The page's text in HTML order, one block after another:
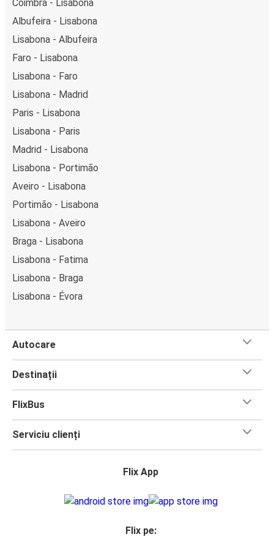
Coimbra - Lisabona
Albufeira - Lisabona
Lisabona - Albufeira
Faro - Lisabona
Lisabona - Faro
Lisabona - Madrid
Paris - Lisabona
Lisabona - Paris
Madrid - Lisabona
Lisabona - Portimão
Aveiro - Lisabona
Portimão - Lisabona
Lisabona - Aveiro
Braga - Lisabona
Lisabona - Fatima
Lisabona - Braga
Lisabona - Évora
Autocare
Destinații
FlixBus
Serviciu clienți
Flix App
Flix pe: